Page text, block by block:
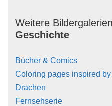
Weitere
Geschichte
Bücher & Comics
Coloring pages inspired
Drachen
Fernsehserie